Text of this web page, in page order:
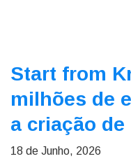
Start from
milhões de
a criação
18 de Junho, 2026